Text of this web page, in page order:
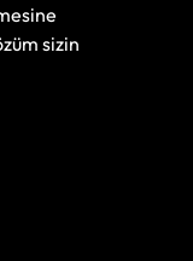
sizin